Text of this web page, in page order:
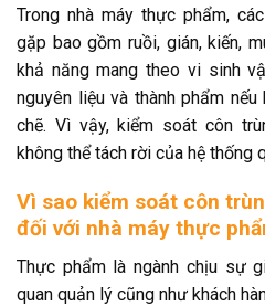
Trong nhà máy thực phẩm,
gặp bao gồm ruồi, gián, kiến,
khả năng mang theo vi sinh
nguyên liệu và thành phẩm
chẽ. Vì vậy, kiểm soát côn
không thể tách rời của hệ thống
Vì sao kiểm soát côn
đối với nhà máy thực
Thực phẩm là ngành chịu sự
quan quản lý cũng như khách